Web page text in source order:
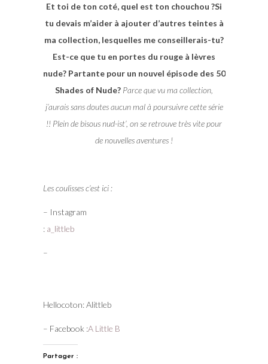
Et toi de ton coté, quel est ton chouchou ?Si
tu devais m’aider à ajouter d’autres teintes à
ma collection, lesquelles me conseillerais-tu?
Est-ce que tu en portes du rouge à lèvres
nude? Partante pour un nouvel épisode des 50
Shades of Nude? Parce que vu ma collection,
j’aurais sans doutes aucun mal à poursuivre cette série
!! Plein de bisous nud-ist’, on se retrouve très vite pour
de nouvelles aventures !
Les coulisses c’est ici :
– Instagram
: a_littleb
– Hellocoton: Alittleb
Partager :
Facebook